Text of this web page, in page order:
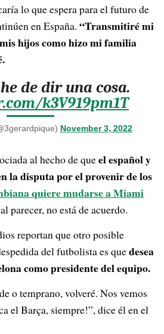
lo que espera para el futuro de
en España. “Transmitiré mi
hijos como hizo mi familia
de dir una cosa.
k3V919pm1T
November 3, 2022
al hecho de queel español y
la disputa por el provenir de los
quiere mudarse a Miami
parecer, no está de acuerdo.
reportan que otro posible
del futbolista es quedesea
como presidente del equipo.
o temprano, volveré. Nos vemos
el Barça, siempre!”, dice él en el